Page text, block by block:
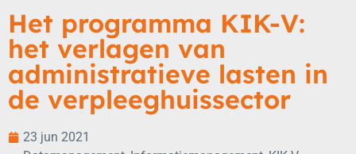
Het programma KIK-V:
het verlagen van
administratieve lasten in
de verpleeghuissector
23 jun 2021